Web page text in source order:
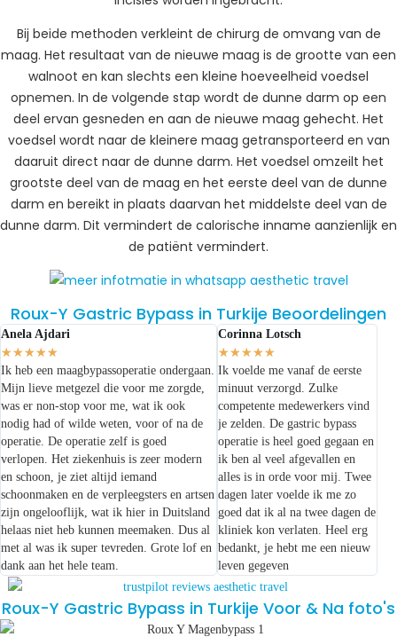
Bij beide methoden verkleint de chirurg de omvang van de
maag. Het resultaat van de nieuwe maag is de grootte van een
walnoot en kan slechts een kleine hoeveelheid voedsel
opnemen. In de volgende stap wordt de dunne darm op een
deel ervan gesneden en aan de nieuwe maag gehecht. Het
voedsel wordt naar de kleinere maag getransporteerd en van
daaruit direct naar de dunne darm. Het voedsel omzeilt het
grootste deel van de maag en het eerste deel van de dunne
darm en bereikt in plaats daarvan het middelste deel van de
dunne darm. Dit vermindert de calorische inname aanzienlijk en
de patiënt vermindert.
Roux-Y Gastric Bypass in Turkije Beoordelingen
Anela Ajdari
★★★★★
Ik heb een maagbypassoperatie ondergaan.
Mijn lieve metgezel die voor me zorgde,
was er non-stop voor me, wat ik ook
nodig had of wilde weten, voor of na de
operatie. De operatie zelf is goed
verlopen. Het ziekenhuis is zeer modern
en schoon, je ziet altijd iemand
schoonmaken en de verpleegsters en artsen
zijn ongelooflijk, wat ik hier in Duitsland
helaas niet heb kunnen meemaken. Dus al
met al was ik super tevreden. Grote lof en
dank aan het hele team.
Corinna Lotsch
★★★★★
Ik voelde me vanaf de eerste
minuut verzorgd. Zulke
competente medewerkers vind
je zelden. De gastric bypass
operatie is heel goed gegaan en
ik ben al veel afgevallen en
alles is in orde voor mij. Twee
dagen later voelde ik me zo
goed dat ik al na twee dagen de
kliniek kon verlaten. Heel erg
bedankt, je hebt me een nieuw
leven gegeven
Roux-Y Gastric Bypass in Turkije Voor & Na foto's